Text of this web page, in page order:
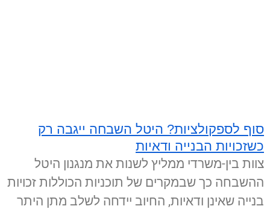
סוף לספקולציות? היטל השבחה ייגבה רק
כשזכויות הבנייה ודאיות
צוות בין-משרדי ממליץ לשנות את מנגנון היטל
ההשבחה כך שבמקרים של תוכניות הכוללות זכויות
בנייה שאינן ודאיות, החיוב יידחה לשלב מתן היתר